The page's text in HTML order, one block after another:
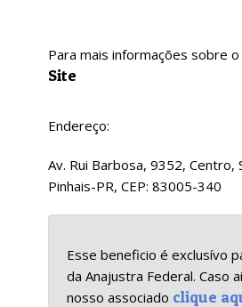
Para mais informações sobre o
Site
Endereço:
Av. Rui Barbosa, 9352, Centro,
Pinhais-PR, CEP: 83005-340
Esse beneficio é exclusívo
da Anajustra Federal. Caso
nosso associado clique